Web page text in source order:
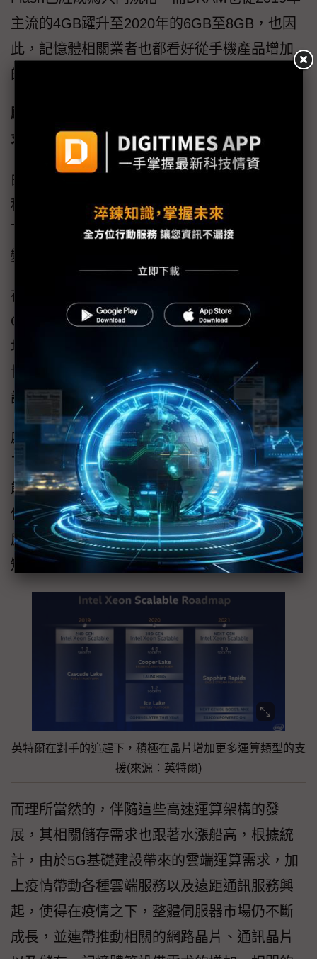
主流的4GB躍升至2020年的6GB至8GB，也因
此，記憶體相關業者也都看好從手機產品增加
的營收能夠抵銷疫情帶來的負面影響。
驅動高速運算與智慧城市發展的相關半導體需
求
由於5G帶來的網路高速化趨勢，同時也帶動各
種雲端與終端的運算性能需求，上從伺服器，
下到監控或IoT設備中的晶片，都有程度不等的
變革。
在雲端上，AI性能方面格外要求，這使得以
GPU為運算主體的雲端AI伺服器建置需求大
增，NVIDIA也因此股價大漲，另外，為了能夠
協助資料中心不同機櫃伺服器之間的高速通
訊，相關的通訊晶片設計也不斷演進。
處理器方面，英特爾也在其處理器核心中增加
了更多針對AI運算最佳化的單元，協助增加效
能表現，其競爭對手AMD雖然在伺服器領域仍
佔少數，但其積極推動製程與架構演進的態
度，亦成功爭取到了不少的客戶，市佔也在短
短兩年內從不到1%成長到約10%。
英特爾在對手的追趕下，積極在晶片增加更多運算類型的支
援(來源：英特爾)
而理所當然的，伴隨這些高速運算架構的發
展，其相關儲存需求也跟著水漲船高，根據統
計，由於5G基礎建設帶來的雲端運算需求，加
上疫情帶動各種雲端服務以及遠距通訊服務興
起，使得在疫情之下，整體伺服器市場仍不斷
成長，並連帶推動相關的網路晶片、通訊晶片